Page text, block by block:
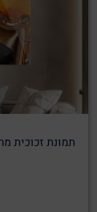
תמונת זכוכית